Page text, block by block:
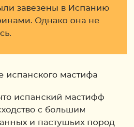
завезены в Испанию
Однако она не
испанский мастифф
с большим
и пастушьих пород